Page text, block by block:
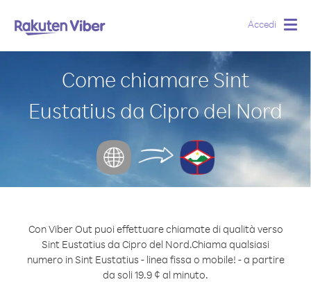
Accedi
Come chiamare Sint
Eustatius da Cipro del Nord
Con Viber Out puoi effettuare chiamate di qualità verso
Sint Eustatius da Cipro del Nord.Chiama qualsiasi
numero in Sint Eustatius - linea fissa o mobile! - a partire
da soli 19.9 ¢ al minuto.